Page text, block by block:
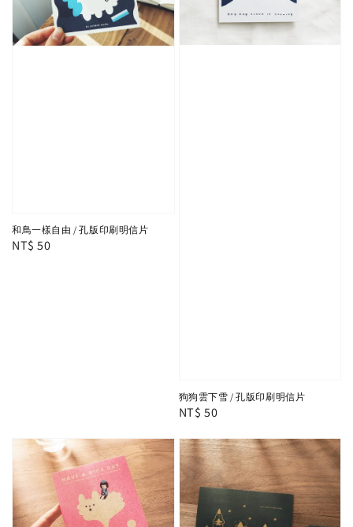
和鳥一樣自由 / 孔版印刷明信片
Regular
NT$ 50
狗狗雲下雪 / 孔版印刷明信片
Regular
NT$ 50